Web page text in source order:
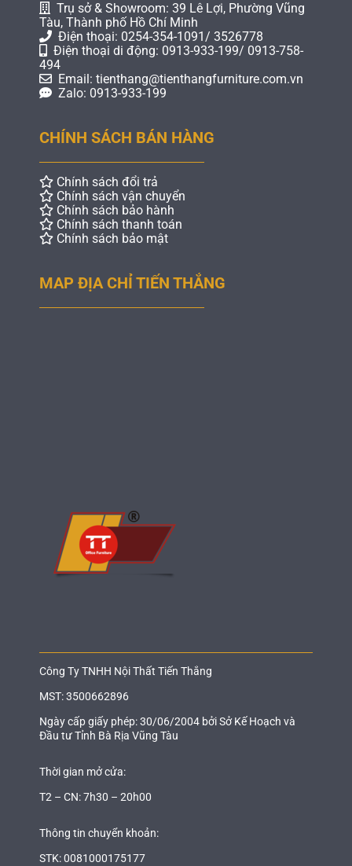
Trụ sở & Showroom: 39 Lê Lợi, Phường Vũng
Tàu, Thành phố Hồ Chí Minh
Điện thoại: 0254-354-1091/ 3526778
Điện thoại di động: 0913-933-199/ 0913-758-
494
Email: tienthang@tienthangfurniture.com.vn
Zalo: 0913-933-199
CHÍNH SÁCH BÁN HÀNG
Chính sách đổi trả
Chính sách vận chuyển
Chính sách bảo hành
Chính sách thanh toán
Chính sách bảo mật
MAP ĐỊA CHỈ TIẾN THẮNG
Công Ty TNHH Nội Thất Tiến Thắng
MST: 3500662896
Ngày cấp giấy phép: 30/06/2004 bởi Sở Kế Hoạch và
Đầu tư Tỉnh Bà Rịa Vũng Tàu
Thời gian mở cửa:
T2 – CN: 7h30 – 20h00
Thông tin chuyển khoản:
STK: 0081000175177